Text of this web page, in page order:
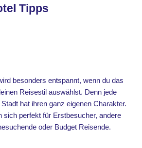
Tipps
besonders entspannt, wenn du das
Reisestil auswählst. Denn jede
hat ihren ganz eigenen Charakter.
sich perfekt für Erstbesucher, andere
oder Budget Reisende.